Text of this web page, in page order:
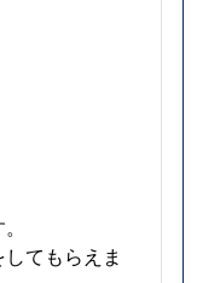
てもらえま